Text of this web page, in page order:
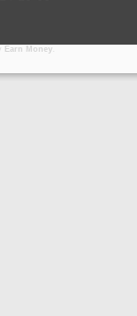
Earn Money.